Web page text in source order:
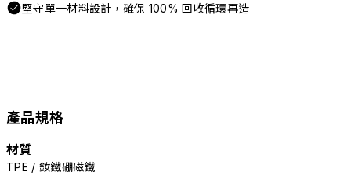
堅守單一材料設計，確保 100% 回收循環再造
產品規格
材質
TPE / 釹鐵硼磁鐵